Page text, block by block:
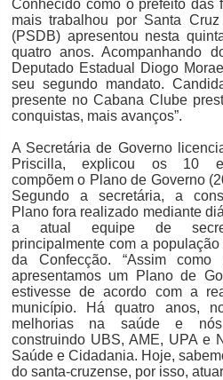
Conhecido como o prefeito das
mais trabalhou por Santa
(PSDB) apresentou nesta
quatro anos. Acompanhando
Deputado Estadual Diogo
seu segundo mandato.
presente no Cabana Clube
conquistas, mais avanços”.
A Secretária de Governo
Priscilla, explicou os 10
compõem o Plano de Governo
Segundo a secretária, a
Plano fora realizado mediante
a atual equipe de
principalmente com a população
da Confecção. “Assim como
apresentamos um Plano de
estivesse de acordo com a
município. Há quatro anos,
melhorias na saúde e nós
construindo UBS, AME, UPA e
Saúde e Cidadania. Hoje,
do santa-cruzense, por isso,